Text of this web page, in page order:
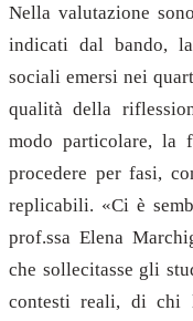
Nella valutazione
indicati dal bando,
sociali emersi nei
qualità della
modo particolare, la
procedere per fasi,
replicabili. «Ci è
prof.ssa Elena
che sollecitasse gli
contesti reali, di